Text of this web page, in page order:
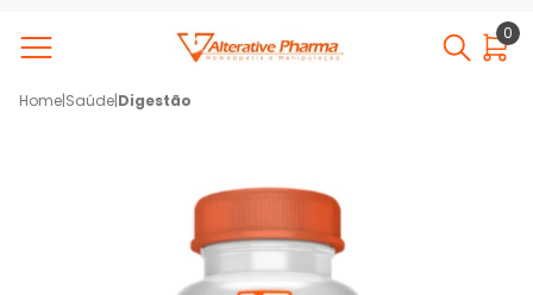
0
Home|Saúde|Digestão